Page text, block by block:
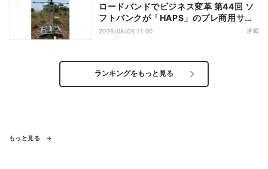
ロードバンドでビジネス変革 第44回 ソ
フトバンクが「HAPS」のプレ商用サー
ビス開始を表明、本格的な商用展開のめ
2026/08/06 11:00 連載
ランキングをもっと見る
もっと見る